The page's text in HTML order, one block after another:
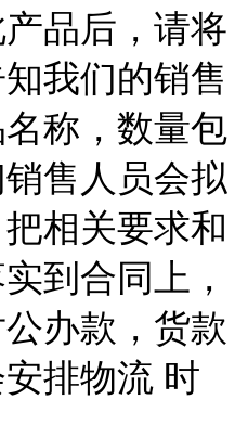
品后，请将
我们的销售
称，数量包
售人员会拟
相关要求和
到合同上，
办款，货款
排物流 时